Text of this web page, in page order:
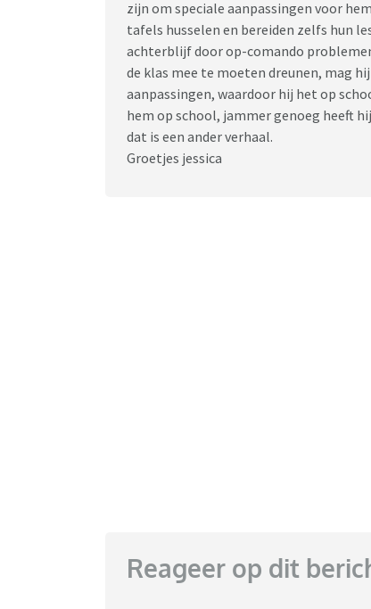
zijn om speciale aanpassingen voor
tafels husselen en bereiden zelfs hun
achterblijf door op-comando
de klas mee te moeten dreunen, mag
aanpassingen, waardoor hij het op
hem op school, jammer genoeg heeft
dat is een ander verhaal.
Groetjes jessica
Reageer op dit